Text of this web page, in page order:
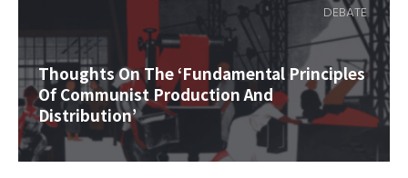
Thoughts On The ‘Fundamental Principles
Of Communist Production And
Distribution’
DEBATE